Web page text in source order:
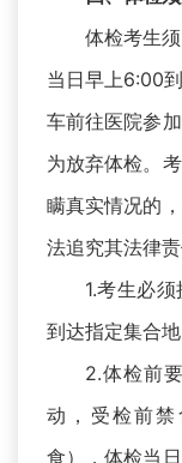
体检考生
当日早上6:00
车前往医院参
为放弃体检。
瞒真实情况的
法追究其法律责
1.考生必
到达指定集合
2.体检前
动，受检前
食），体检当